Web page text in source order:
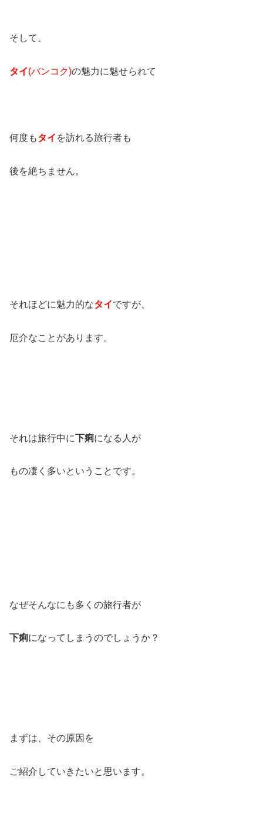
そして、
タイ(バンコク)の魅力に魅せられて
何度もタイ を訪れる旅行者も
後を絶ちません。
それほどに魅力的なタイですが、
厄介なことがあります。
それは旅行中に下痢になる人が
もの凄く多いということです。
なぜそんなにも多くの旅行者が
下痢になってしまうのでしょうか？
まずは、その原因を
ご紹介していきたいと思います。